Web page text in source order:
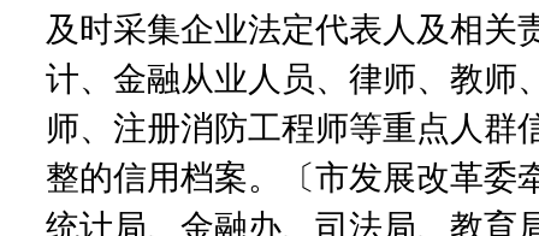
及时采集企业法定代表人及相关
计、金融从业人员、律师、教师
师、注册消防工程师等重点人群
整的信用档案。〔市发展改革委
统计局、金融办、司法局、教育